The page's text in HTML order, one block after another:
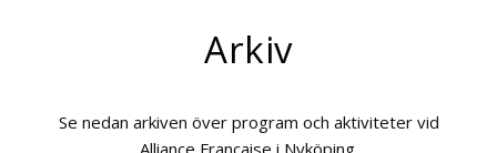
Arkiv
Se nedan arkiven över program och aktiviteter vid
Alliance Française i Nyköping.